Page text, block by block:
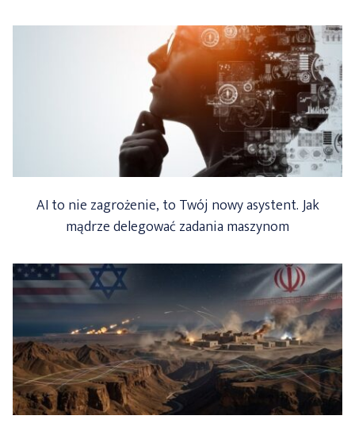
AI to nie zagrożenie, to Twój nowy asystent. Jak
mądrze delegować zadania maszynom